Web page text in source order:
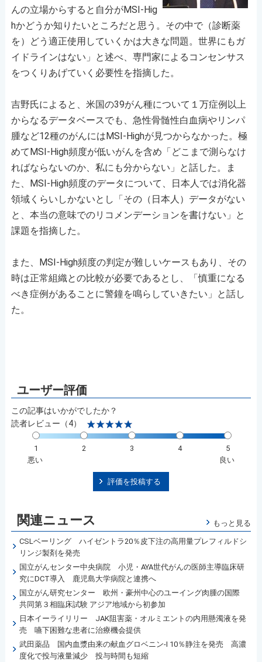
んの立場からすると自分がMSI-Hig
hかどうか知りたいところだと思う。その中で（診断薬
を）どう適正使用していくかは大きな問題。世界にもガ
イドラインはない」と述べ、専門家によるコンセンサス
をつくりあげていく必要性を指摘した。
吉野氏によると、米国の39がん種について１万症例以上
からなるデータベースでも、急性骨髄性白血病やリンパ
腫など12種のがんにはMSI-Highが見つからなかった。極
めてMSI-High頻度が低いがんを含め「どこまで測らなけ
ればならないのか、私にも分からない」と話した。ま
た、MSI-High頻度のデータについて、日本人では消化器
領域くらいしかないとし「その（日本人）データがない
と、本当の意味でのリコメンデーションを書けない」と
課題を指摘した。
また、MSI-High頻度の判定が難しいケースもあり、その
時は正常組織との比較が必要であるとし、「慎重になる
べき症例があることに警鐘を鳴らしていきたい」と話し
た。
この記事はいかがでしたか？
読者レビュー（4）
1 2 3 4
5
悪い
良い
評価を投稿する
関連ニュース もっと見る
CSLベーリング ハイゼントラ20％皮下注の高用量プレフィルドシ
リンジ製剤を発売
国立がんセンター中央病院 小児・AYA世代がんの医師主導臨床研
究にDCT導入 鹿児島大学病院と連携へ
国立がん研究センター 欧州・豪州中心のユーイング肉腫の国際
共同第３相臨床試験 アジア地域から初参加
日本イーライリリー JAK阻害薬・オルミエントの内用懸濁液を発
売 嚥下困難な患者に治療機会提供
武田薬品 国内血漿由来の献血グロベニン-I 10％静注を発売 高濃
度化で投与液量減少 投与時間も短縮